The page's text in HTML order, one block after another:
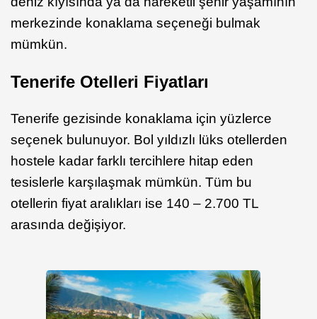
merkezinde konaklama seçeneği bulmak
mümkün.
Tenerife Otelleri Fiyatları
Tenerife gezisinde konaklama için yüzlerce
seçenek bulunuyor. Bol yıldızlı lüks otellerden
hostele kadar farklı tercihlere hitap eden
tesislerle karşılaşmak mümkün. Tüm bu
otellerin fiyat aralıkları ise 140 – 2.700 TL
arasında değişiyor.